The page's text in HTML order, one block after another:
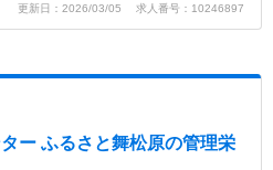
更新日：2026/03/05 求人番号：10246897
ー ふるさと舞松原の管理栄